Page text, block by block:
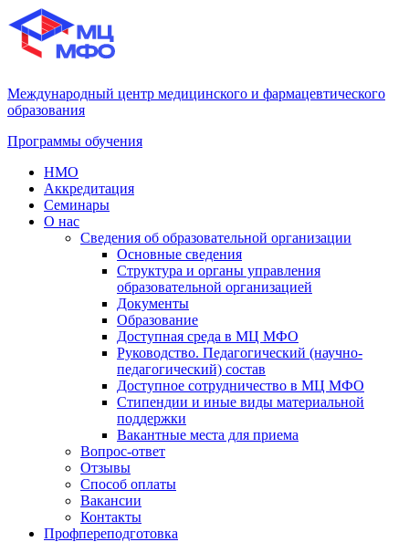
Международный центр медицинского и фармацевтического
образования
Программы обучения
НМО
Аккредитация
Семинары
О нас
Сведения об образовательной организации
Основные сведения
Структура и органы управления
образовательной организацией
Документы
Образование
Доступная среда в МЦ МФО
Руководство. Педагогический (научно-
педагогический) состав
Доступное сотрудничество в МЦ МФО
Стипендии и иные виды материальной
поддержки
Вакантные места для приема
Вопрос-ответ
Отзывы
Способ оплаты
Вакансии
Контакты
Профпереподготовка